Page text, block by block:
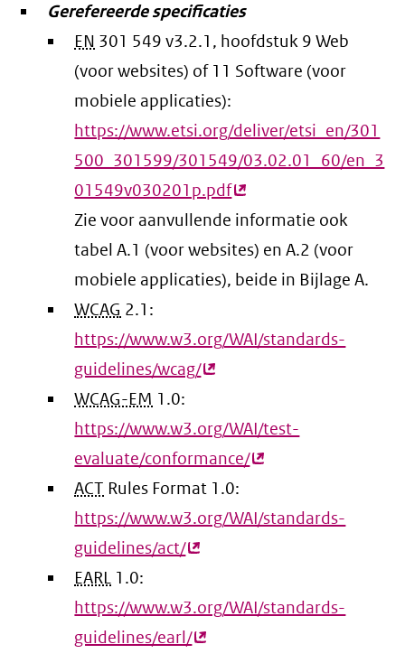
Gerefereerde specificaties
EN 301 549 v3.2.1, hoofdstuk 9 Web
(voor websites) of 11 Software (voor
mobiele applicaties):
https://www.etsi.org/deliver/etsi_en/301
500_301599/301549/03.02.01_60/en_3
01549v030201p.pdf(externe
link)
Zie voor aanvullende informatie ook
tabel A.1 (voor websites) en A.2 (voor
mobiele applicaties), beide in Bijlage A.
WCAG 2.1:
https://www.w3.org/WAI/standards-
guidelines/wcag/(externe
WCAG-EM 1.0:
https://www.w3.org/WAI/test-
evaluate/conformance/(externe
ACT Rules Format 1.0:
https://www.w3.org/WAI/standards-
guidelines/act/(externe
EARL 1.0:
https://www.w3.org/WAI/standards-
guidelines/earl/(externe